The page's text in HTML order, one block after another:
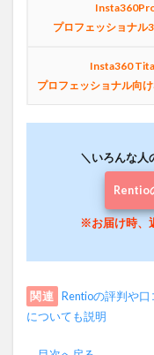
プロフェッショナル
Insta360
プロフェッショナル向
＼いろんな人
Rentio
※お届け時、
関連
Rentioの評判や
についても説明